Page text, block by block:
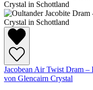
Jacobean Air Twist Dram –
von Glencairn Crystal